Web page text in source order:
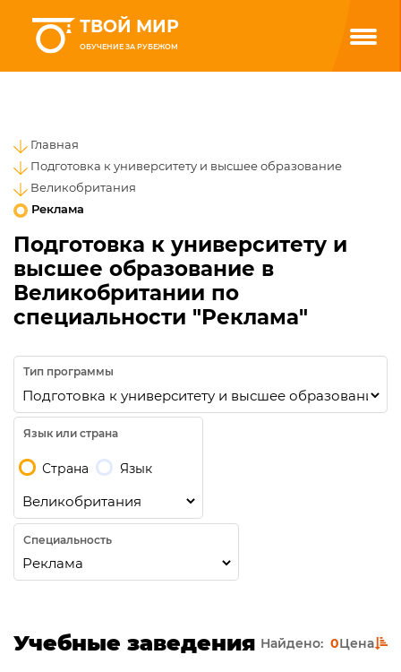
ТВОЙ МИР
ОБУЧЕНИЕ ЗА РУБЕЖОМ
Главная
Подготовка к университету и высшее образование
Великобритания
Реклама
Подготовка к университету и
высшее образование в
Великобритании по
специальности "Реклама"
Тип программы
Язык или страна
Страна Язык
Специальность
Учебные заведения Найдено: 0Цена